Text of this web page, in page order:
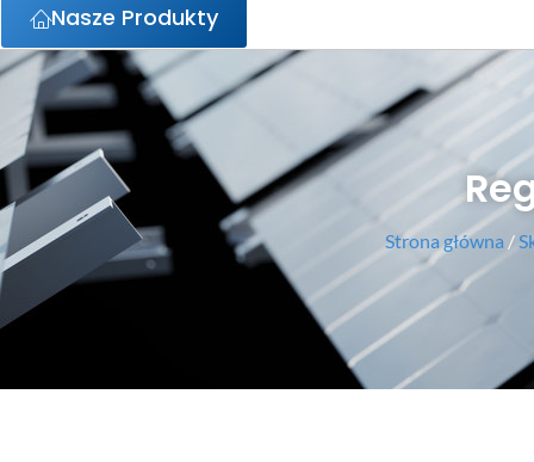
Nasze Produkty
Strona główna /